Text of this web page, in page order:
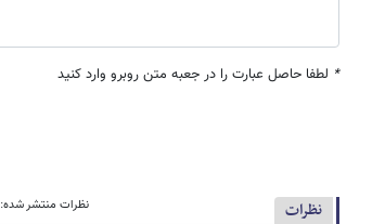
* لطفا حاصل عبارت را در جعبه متن روبرو وارد کنید
نظرات نظرات منتشر شده: 24